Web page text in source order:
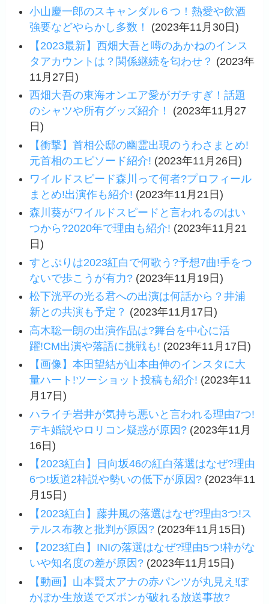
小山慶一郎のスキャンダル６つ！熱愛や飲酒
強要などやらかし多数！
(2023年11月30日)
【2023最新】西畑大吾と噂のあかねのインス
タアカウントは？関係継続を匂わせ？ (2023年
11月27日)
西畑大吾の東海オンエア愛がガチすぎ！話題
のシャツや所有グッズ紹介！
(2023年11月27
日)
【衝撃】首相公邸の幽霊出現のうわさまとめ!
元首相のエピソード紹介! (2023年11月26日)
ワイルドスピード森川って何者?プロフィール
まとめ!出演作も紹介! (2023年11月21日)
森川葵がワイルドスピードと言われるのはい
つから?2020年で理由も紹介! (2023年11月21
日)
すとぷりは2023紅白で何歌う?予想7曲!手をつ
ないで歩こうが有力? (2023年11月19日)
松下洸平の光る君への出演は何話から？井浦
新との共演も予定？ (2023年11月17日)
高木聡一朗の出演作品は?舞台を中心に活
躍!CM出演や落語に挑戦も! (2023年11月17日)
【画像】本田望結が山本由伸のインスタに大
量ハート!ツーショット投稿も紹介! (2023年11
月17日)
ハライチ岩井が気持ち悪いと言われる理由7つ!
デキ婚説やロリコン疑惑が原因? (2023年11月
16日)
【2023紅白】日向坂46の紅白落選はなぜ?理由
6つ!坂道2枠説や勢いの低下が原因? (2023年11
月15日)
【2023紅白】藤井風の落選はなぜ?理由3つ!ス
テルス布教と批判が原因? (2023年11月15日)
【2023紅白】INIの落選はなぜ?理由5つ!枠がな
いや知名度の差が原因? (2023年11月15日)
【動画】山本賢太アナの赤パンツが丸見え!ぽ
かぽか生放送でズボンが破れる放送事故?